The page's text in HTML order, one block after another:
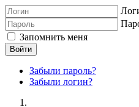
Запомнить меня
Войти
Забыли пароль?
Забыли логин?